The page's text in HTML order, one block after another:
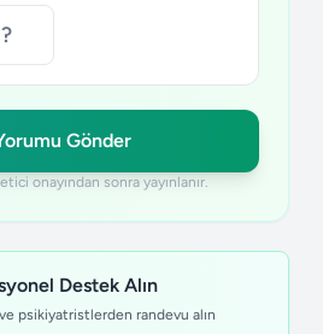
Gönder
onayından sonra yayınlanır.
Destek Alın
psikiyatristlerden randevu alın